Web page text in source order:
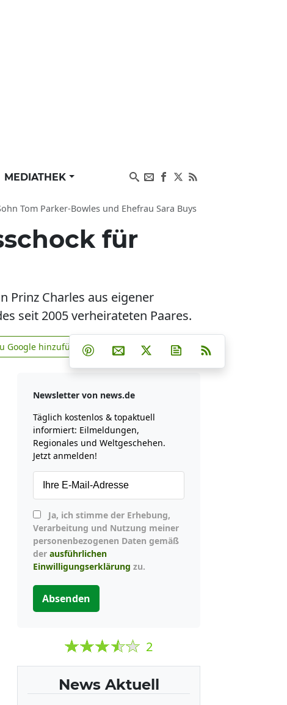
MEDIATHEK
Tom Parker-Bowles und Ehefrau Sara Buys
für
Prinz Charles aus eigener
seit 2005 verheirateten Paares.
news.de zu Google hinzufügen
Google hinzufügen Teilen auf Facebook
Teilen auf Whatsapp
Teilen auf Telegram
Teilen auf Pinterest
Per E-Mail teilen
Post auf XNewsletter
Newsletter von news.de
Täglich kostenlos & topaktuell
informiert: Eilmeldungen,
Regionales und Weltgeschehen.
Jetzt anmelden!
Verarbeitung und Nutzung meiner
personenbezogenen Daten gemäß
der ausführlichen
Einwilligungserklärung zu.
Absenden
2
News Aktuell